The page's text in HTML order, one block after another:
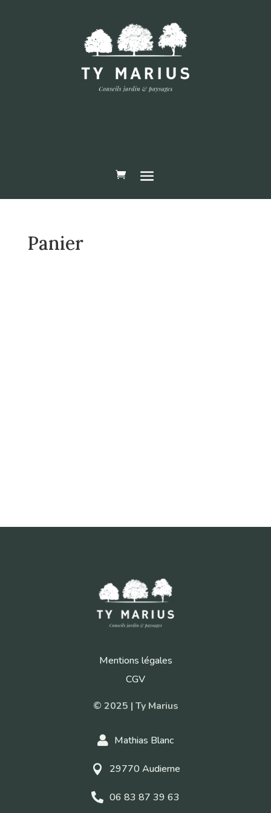
Panier
Mentions légales
CGV
© 2025 | Ty Marius
 Mathias Blanc
 29770 Audierne
 06 83 87 39 63